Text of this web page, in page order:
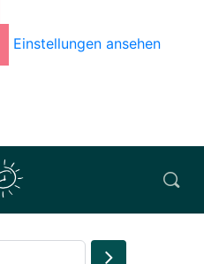
Einstellungen ansehen